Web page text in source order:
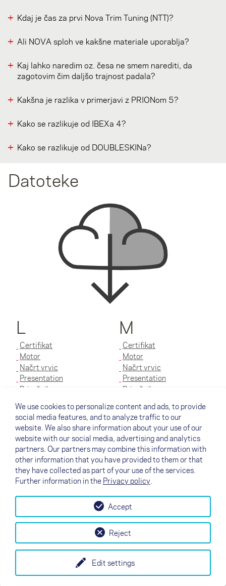
Kdaj je čas za prvi Nova Trim Tuning (NTT)?
Ali NOVA sploh ve kakšne materiale uporablja?
Kaj lahko naredim oz. česa ne smem narediti, da
zagotovim čim daljšo trajnost padala?
Kakšna je razlika v primerjavi z PRIONom 5?
Kako se razlikuje od IBEXa 4?
Kako se razlikuje od DOUBLESKINa?
Datoteke
L
Certifikat
Motor
Načrt vrvic
Presentation
Priročnik
M
Certifikat
Motor
Načrt vrvic
Presentation
Priročnik
S
Certifikat
Motor
Načrt vrvic
Presentation
Priročnik
XS
Certifikat
Motor
Načrt vrvic
Presentation
Priročnik
XXS
Motor
Načrt vrvic
Priročnik
We use cookies to personalize content and ads, to provide
social media features, and to analyze traffic to our
website. We also share information about your use of our
website with our social media, advertising and analytics
partners. Our partners may combine this information with
other information that you have provided to them or that
they have collected as part of your use of the services.
Further information in the Privacy policy.
Edit settings
Reject
Accept